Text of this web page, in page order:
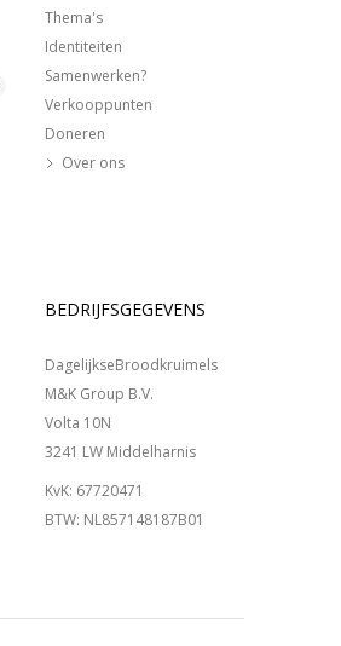
Thema's
Identiteiten
Samenwerken?
Verkooppunten
Doneren
Over ons
BEDRIJFSGEGEVENS
DagelijkseBroodkruimels
M&K Group B.V.
Volta 10N
3241 LW Middelharnis
KvK: 67720471
BTW: NL857148187B01